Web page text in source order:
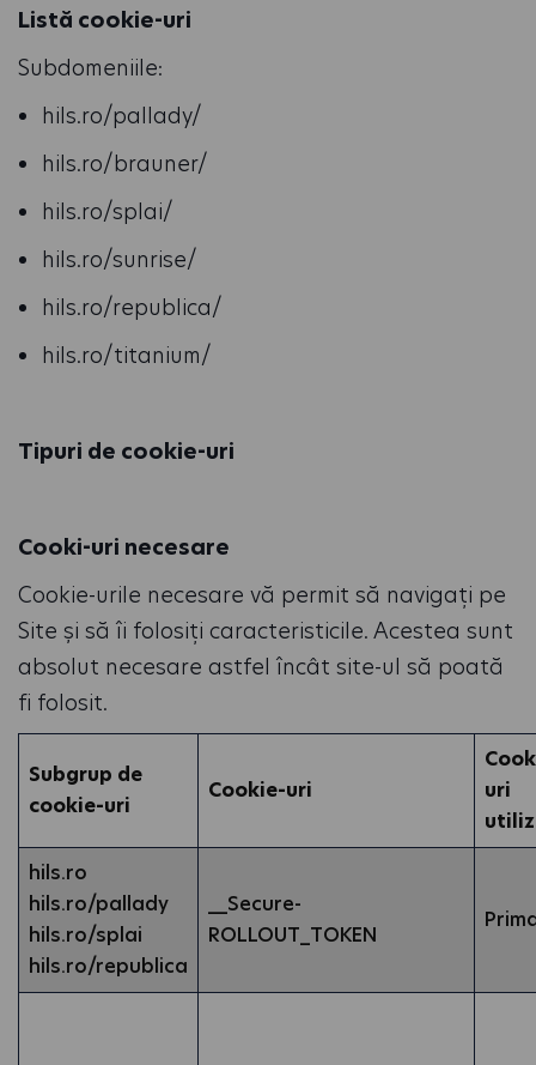
Listă cookie-uri
Subdomeniile:
hils.ro/pallady/
hils.ro/brauner/
hils.ro/splai/
hils.ro/sunrise/
hils.ro/republica/
hils.ro/titanium/
Tipuri de cookie-uri
Cooki-uri necesare
Cookie-urile necesare vă permit să navigați pe
Site și să îi folosiți caracteristicile. Acestea sunt
absolut necesare astfel încât site-ul să poată
fi folosit.
Subgrup de
cookie-uri
Cookie-uri
uri
hils.ro
hils.ro/pallady
hils.ro/splai
hils.ro/republica
__Secure-
ROLLOUT_TOKEN